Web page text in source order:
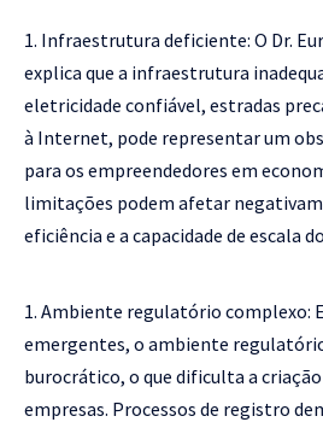
Infraestrutura deficiente: O Dr.
explica que a infraestrutura
eletricidade confiável, estradas
à Internet, pode representar um
para os empreendedores em
limitações podem afetar
eficiência e a capacidade de escala
Ambiente regulatório complexo:
emergentes, o ambiente
burocrático, o que dificulta a criação
empresas. Processos de registro